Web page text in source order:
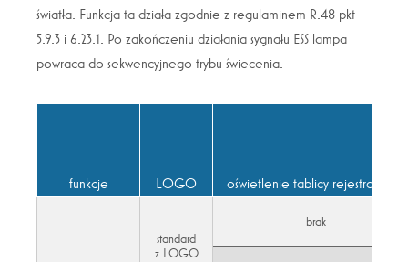
światła. Funkcja ta działa zgodnie z regulaminem R.48 pkt
5.9.3 i 6.23.1. Po zakończeniu działania sygnału ESS lampa
powraca do sekwencyjnego trybu świecenia.
funkcje LOGO oświetlenie tablicy rejestracyjnej
standard
z LOGO
brak